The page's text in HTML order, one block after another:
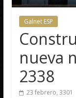
Galnet ESP
nueva
2338
23 febrero, 3301